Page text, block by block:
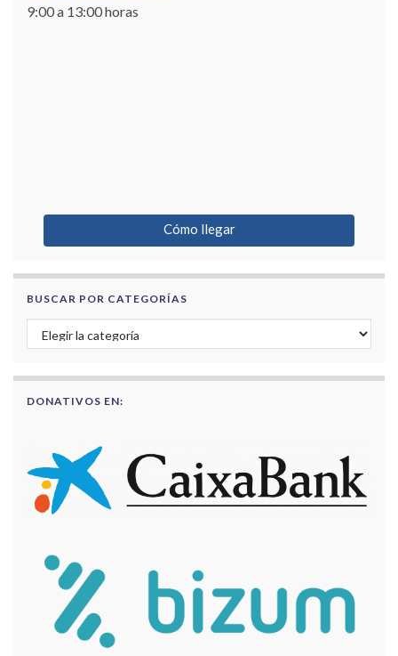
9:00 a 13:00 horas
Cómo llegar
BUSCAR POR CATEGORÍAS
Buscar por categorías
DONATIVOS EN: